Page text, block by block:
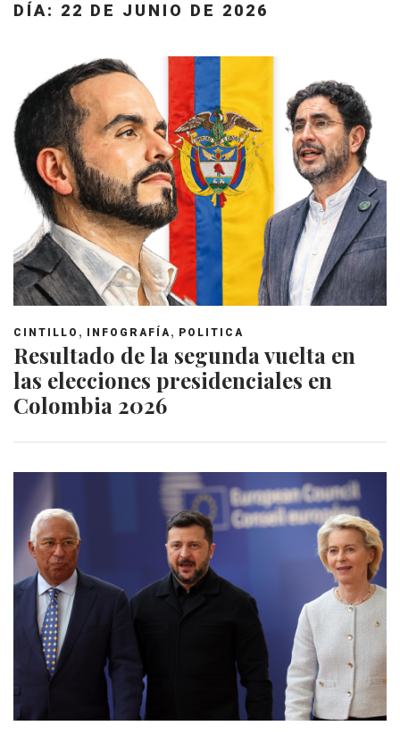
DÍA: 22 DE JUNIO DE 2026
CINTILLO , INFOGRAFÍA , POLITICA
Resultado de la segunda vuelta en
las elecciones presidenciales en
Colombia 2026